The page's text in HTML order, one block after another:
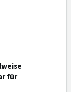
für